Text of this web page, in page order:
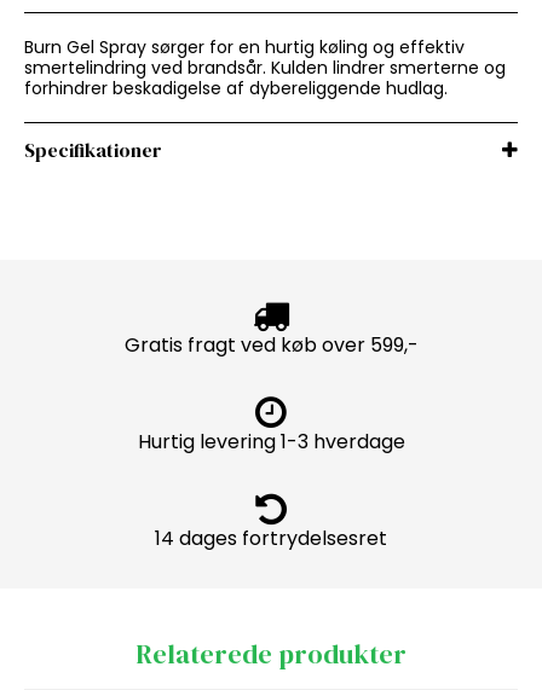
Burn Gel Spray sørger for en hurtig køling og effektiv
smertelindring ved brandsår. Kulden lindrer smerterne og
forhindrer beskadigelse af dybereliggende hudlag.
Specifikationer
Gratis fragt ved køb over 599,-
Hurtig levering 1-3 hverdage
14 dages fortrydelsesret
Relaterede produkter